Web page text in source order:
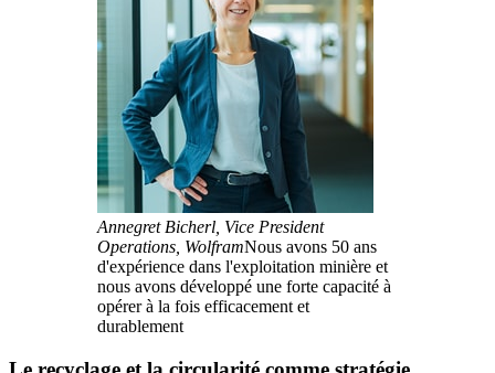
Annegret Bicherl, Vice President
Operations, WolframNous avons 50 ans
d'expérience dans l'exploitation minière et
nous avons développé une forte capacité à
opérer à la fois efficacement et
durablement